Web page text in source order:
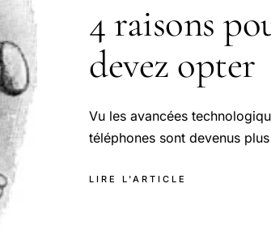
4 raisons
devez opter
Vu les avancées
téléphones sont devenus
LIRE L'ARTICLE